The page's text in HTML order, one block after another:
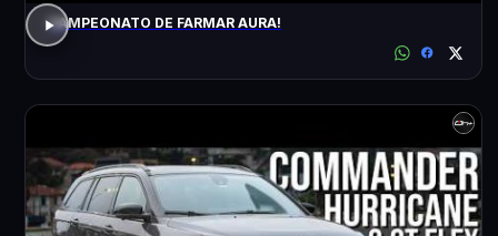
CAMPEONATO DE FARMAR AURA!